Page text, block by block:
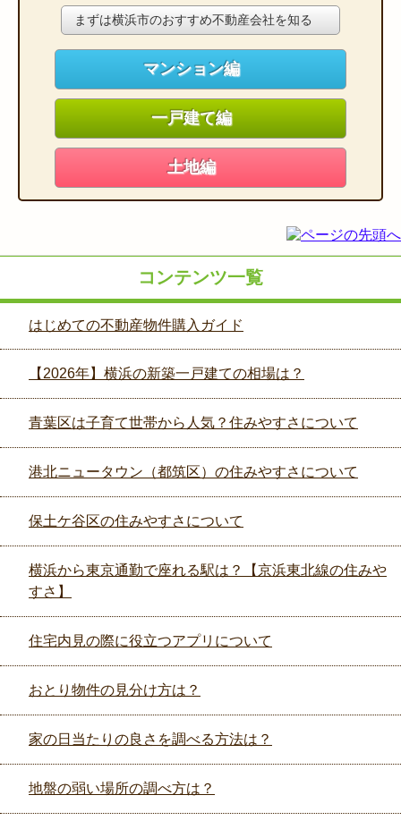
まずは横浜市のおすすめ不動産会社を知る
マンション編
一戸建て編
土地編
コンテンツ一覧
はじめての不動産物件購入ガイド
【2026年】横浜の新築一戸建ての相場は？
青葉区は子育て世帯から人気？住みやすさについて
港北ニュータウン（都筑区）の住みやすさについて
保土ケ谷区の住みやすさについて
横浜から東京通勤で座れる駅は？【京浜東北線の住みや
すさ】
住宅内見の際に役立つアプリについて
おとり物件の見分け方は？
家の日当たりの良さを調べる方法は？
地盤の弱い場所の調べ方は？